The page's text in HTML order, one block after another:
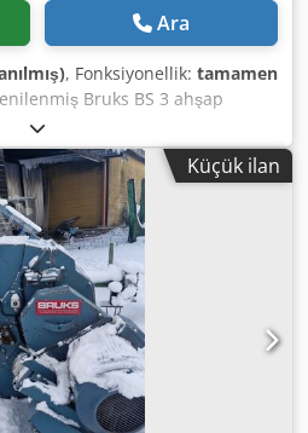
Ara
, Fonksiyonellik: tamamen
Bruks BS 3 ahşap
Dsdpewiw Tmjfx Adxswa
Küçük ilan